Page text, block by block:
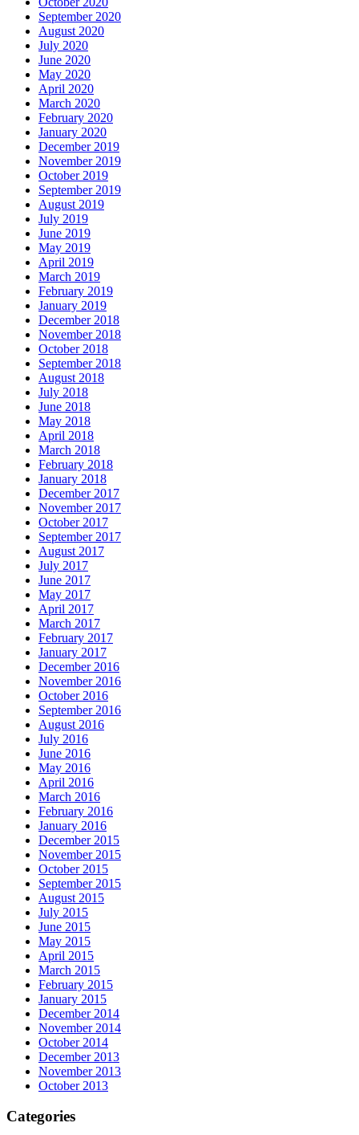
September 2020
August 2020
July 2020
June 2020
May 2020
April 2020
March 2020
February 2020
January 2020
December 2019
November 2019
October 2019
September 2019
August 2019
July 2019
June 2019
May 2019
April 2019
March 2019
February 2019
January 2019
December 2018
November 2018
October 2018
September 2018
August 2018
July 2018
June 2018
May 2018
April 2018
March 2018
February 2018
January 2018
December 2017
November 2017
October 2017
September 2017
August 2017
July 2017
June 2017
May 2017
April 2017
March 2017
February 2017
January 2017
December 2016
November 2016
October 2016
September 2016
August 2016
July 2016
June 2016
May 2016
April 2016
March 2016
February 2016
January 2016
December 2015
November 2015
October 2015
September 2015
August 2015
July 2015
June 2015
May 2015
April 2015
March 2015
February 2015
January 2015
December 2014
November 2014
October 2014
December 2013
November 2013
October 2013
Categories